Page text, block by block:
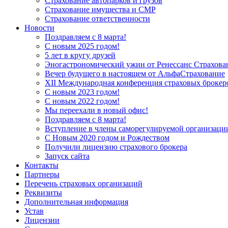
Страхование имущества и СМР
Страхование ответственности
Новости
Поздравляем с 8 марта!
С новым 2025 годом!
5 лет в кругу друзей
Эногастрономический ужин от Ренессанс
Вечер будущего в настоящем от АльфаСтрахование
XII Международная конференция страховых
С новым 2023 годом!
С новым 2022 годом!
Мы переехали в новый офис!
Поздравляем с 8 марта!
Вступление в члены саморегулируемой
С Новым 2020 годом и Рождеством
Получили лицензию страхового брокера
Запуск сайта
Контакты
Партнеры
Перечень страховых организаций
Реквизиты
Дополнительная информация
Устав
Лицензии